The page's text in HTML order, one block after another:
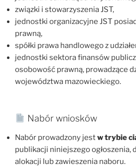
związki i stowarzyszenia JST,
jednostki organizacyjne JST
prawną,
spółki prawa handlowego z
jednostki sektora finansów
osobowość prawną, prowadzące
województwa mazowieckiego.
Nabór wniosków
Nabór prowadzony jestw trybie
publikacji niniejszego ogłoszenia,
alokacji lub zawieszenia naboru.